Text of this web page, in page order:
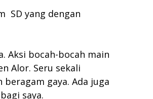
SD yang dengan
Aksi bocah-bocah main
Alor. Seru sekali
gaya. Ada juga
saya.